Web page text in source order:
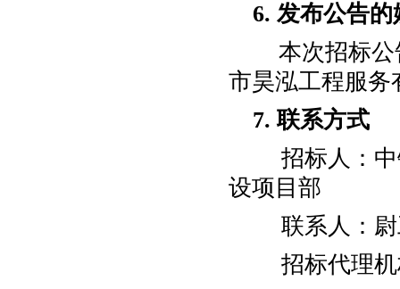
6. 发布公告的
本次招标
市昊泓工程服务
7. 联系方式
招标人：
设项目部
联系人：
招标代理